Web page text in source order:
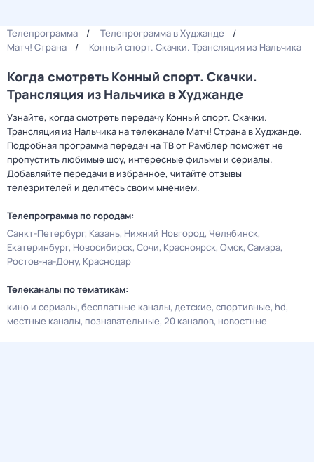
Телепрограмма
Телепрограмма в Худжанде
Матч! Страна
Конный спорт. Скачки. Трансляция из Нальчика
Когда смотреть Конный спорт. Скачки.
Трансляция из Нальчика в Худжанде
Узнайте, когда смотреть передачу Конный спорт. Скачки.
Трансляция из Нальчика на телеканале Матч! Страна в Худжанде.
Подробная программа передач на ТВ от Рамблер поможет не
пропустить любимые шоу, интересные фильмы и сериалы.
Добавляйте передачи в избранное, читайте отзывы
телезрителей и делитесь своим мнением.
Телепрограмма по городам:
Санкт-Петербург Казань Нижний Новгород Челябинск
Екатеринбург Новосибирск Сочи Красноярск Омск Самара
Ростов-на-Дону Краснодар
Телеканалы по тематикам:
кино и сериалы бесплатные каналы детские спортивные hd
местные каналы познавательные 20 каналов новостные